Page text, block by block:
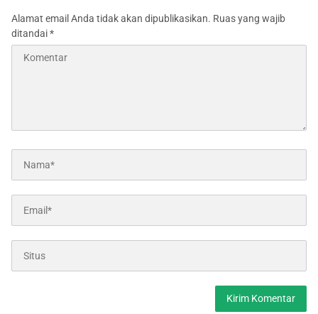
Alamat email Anda tidak akan dipublikasikan. Ruas yang wajib
ditandai*